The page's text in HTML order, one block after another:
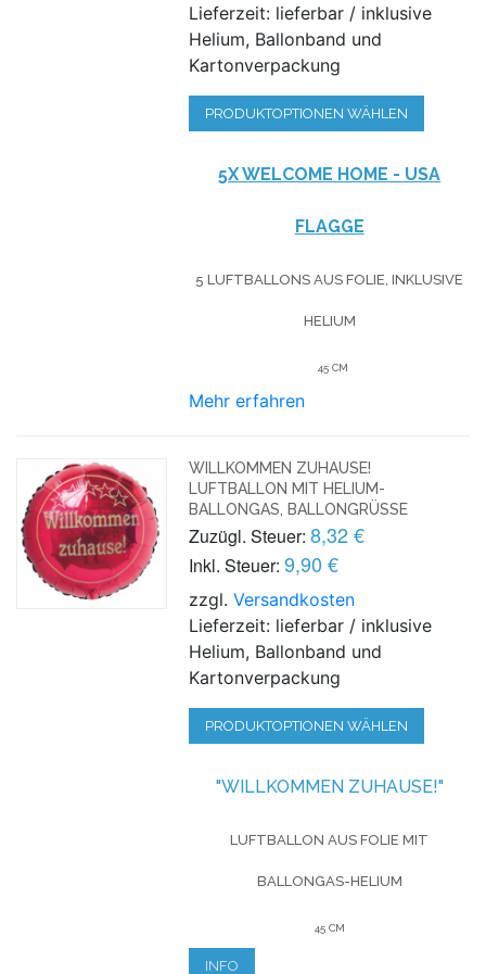
Lieferzeit: lieferbar / inklusive
Helium, Ballonband und
Kartonverpackung
PRODUKTOPTIONEN WÄHLEN
5X WELCOME HOME - USA
FLAGGE
5 LUFTBALLONS AUS FOLIE, INKLUSIVE
HELIUM
45 CM
Mehr erfahren
WILLKOMMEN ZUHAUSE!
LUFTBALLON MIT HELIUM-
BALLONGAS, BALLONGRÜSSE
Zuzügl. Steuer: 8,32 €
Inkl. Steuer: 9,90 €
zzgl.Versandkosten
Lieferzeit: lieferbar / inklusive
Helium, Ballonband und
Kartonverpackung
PRODUKTOPTIONEN WÄHLEN
"WILLKOMMEN ZUHAUSE!"
LUFTBALLON AUS FOLIE MIT
BALLONGAS-HELIUM
45 CM
INFO